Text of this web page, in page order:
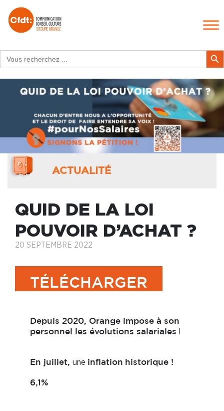
for:
Search
ACTUALITÉ
QUID DE LA LOI
POUVOIR D’ACHAT ?
20 SEPTEMBRE 2022
TÉLÉCHARGER
Depuis 2020, Orange impose à son
personnel les évolutions salariales !
En juillet, une inflation historique !
6,1%